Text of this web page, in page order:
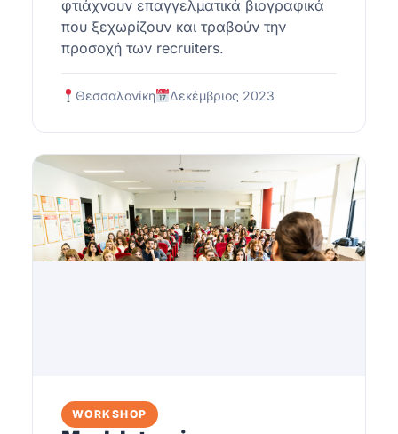
φτιάχνουν επαγγελματικά βιογραφικά
που ξεχωρίζουν και τραβούν την
προσοχή των recruiters.
Θεσσαλονίκη Δεκέμβριος 2023
WORKSHOP